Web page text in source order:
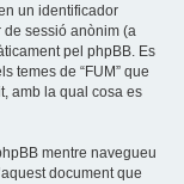
un identificador
de sessió anònim (a
pel phpBB. Es
temes de “FUM” que
amb la qual cosa es
mentre navegueu
document que